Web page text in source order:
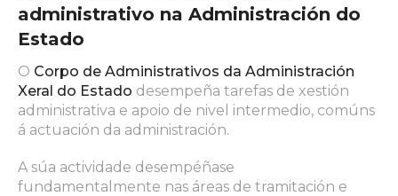
administrativo na Administración do
Estado
O Corpo de Administrativos da Administración
Xeral do Estado desempeña tarefas de xestión
administrativa e apoio de nivel intermedio, comúns
á actuación da administración.
A súa actividade desempéñase
fundamentalmente nas áreas de tramitación e